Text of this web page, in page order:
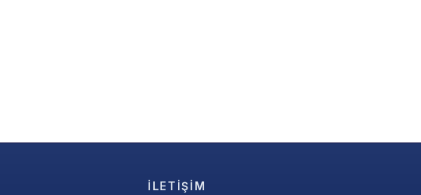
İLETIŞIM